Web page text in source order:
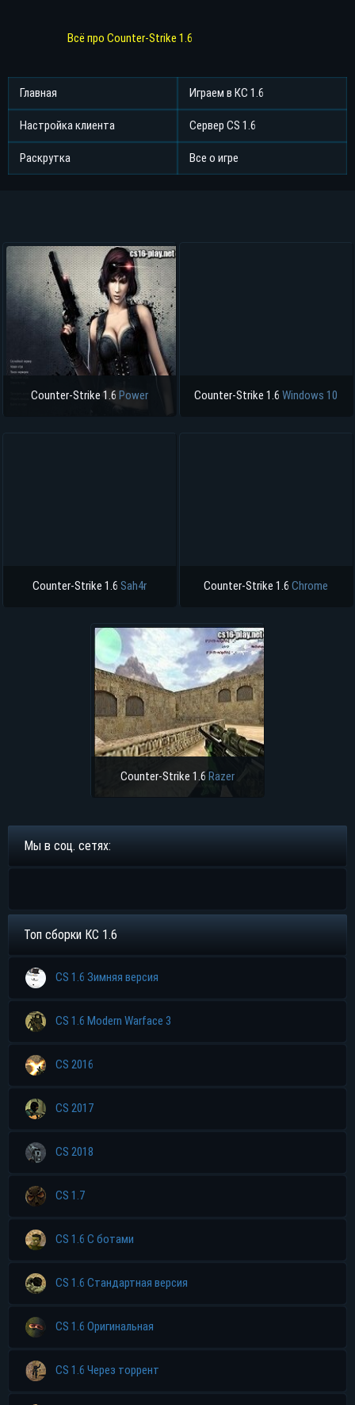
Всё про Counter-Strike 1.6
Главная Играем в КС 1.6
Настройка клиента Сервер CS 1.6
Раскрутка Все о игре
Counter-Strike 1.6 Power Counter-Strike 1.6 Windows 10
Counter-Strike 1.6 Sah4r Counter-Strike 1.6 Chrome
Counter-Strike 1.6Razer
Мы в соц. сетях:
Топ сборки КС 1.6
CS 1.6 Зимняя версия
CS 1.6 Modern Warface 3
CS 2016
CS 2017
CS 2018
CS 1.7
CS 1.6 С ботами
CS 1.6 Стандартная версия
CS 1.6 Оригинальная
CS 1.6 Через торрент